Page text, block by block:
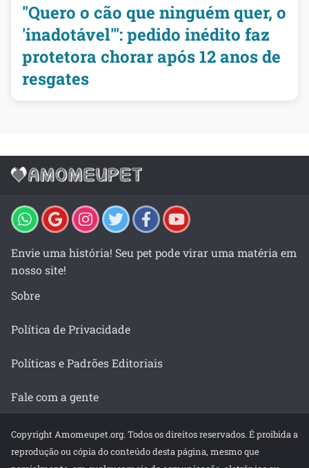
"Quero o cão que ninguém quer, o
'inadotável'": pedido inédito faz
protetora chorar após 12 anos de
resgates
Envie uma história! Seu pet pode virar uma matéria em
nosso site!
Sobre
Política de Privacidade
Políticas e Padrões Editoriais
Fale com a gente
Copyright Amomeupet.org. Todos os direitos reservados. É proibida a
reprodução ou cópia do conteúdo desta página, mesmo que